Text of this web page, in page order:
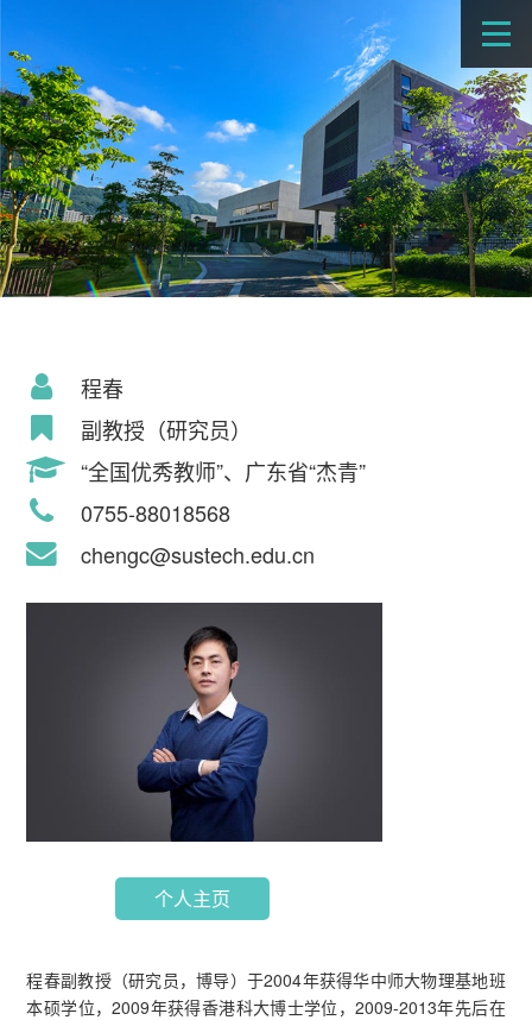
程春
副教授（研究员）
“全国优秀教师”、广东省“杰青”
0755-88018568
chengc@sustech.edu.cn
个人主页
程春副教授（研究员，博导）于2004年获得华中师大物理基地班
本硕学位，2009年获得香港科大博士学位，2009-2013年先后在